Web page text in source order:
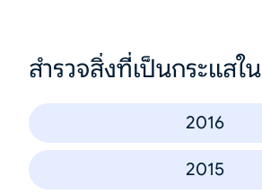
สำรวจสิ่งที่เป็นกระแสใน
2016
2015